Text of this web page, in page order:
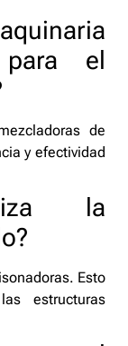
el
de
y efectividad
la
Esto
estructuras